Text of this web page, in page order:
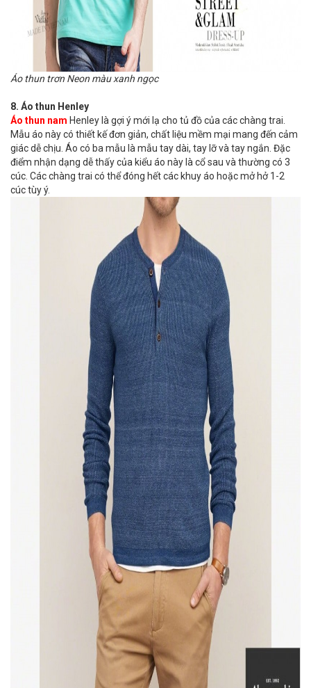
Áo thun trơn Neon màu xanh ngọc
8. Áo thun Henley
Áo thun nam Henley là gợi ý mới lạ cho tủ đồ của các chàng trai.
Mẫu áo này có thiết kế đơn giản, chất liệu mềm mại mang đến cảm
giác dễ chịu. Áo có ba mẫu là mẫu tay dài, tay lỡ và tay ngắn. Đặc
điểm nhận dạng dễ thấy của kiểu áo này là cổ sau và thường có 3
cúc. Các chàng trai có thể đóng hết các khuy áo hoặc mở hở 1-2
cúc tùy ý.